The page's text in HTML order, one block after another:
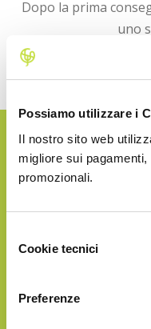
Possiamo utilizzare i
Il nostro sito web
migliore sui
promozionali.
delCookie tecnici
Preferenze
Dopo la prima
uno
La spedizione